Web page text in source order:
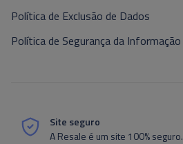
Política de Exclusão de Dados
Política de Segurança da Informação
Site seguro
A Resale é um site 100% seguro.